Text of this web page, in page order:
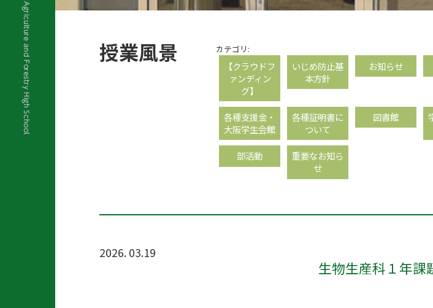
授業風景 カテゴリ:
【クラウドフ
ァンディン
グ】
いじめ防止基
本方針
お知らせ
各種支援金・
大阪学生会館
各種証明書に
ついて
図書館
部活動
重要なお知ら
せ
2026. 03.19
生物生産科１年課